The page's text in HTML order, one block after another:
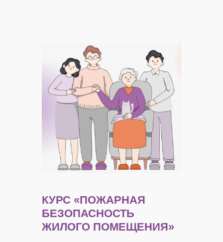
КУРС «ПОЖАРНАЯ
БЕЗОПАСНОСТЬ
ЖИЛОГО ПОМЕЩЕНИЯ»